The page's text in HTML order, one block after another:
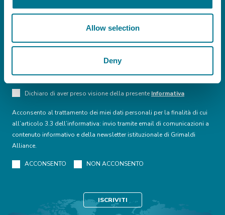
Allow selection
Deny
Dichiaro di aver preso visione della presente Informativa
Acconsento al trattamento dei miei dati personali per la finalità di cui
all’articolo 3.3 dell’informativa: invio tramite email di comunicazioni a
contenuto informativo e della newsletter istituzionale di Grimaldi
Alliance.
ACCONSENTO NON ACCONSENTO